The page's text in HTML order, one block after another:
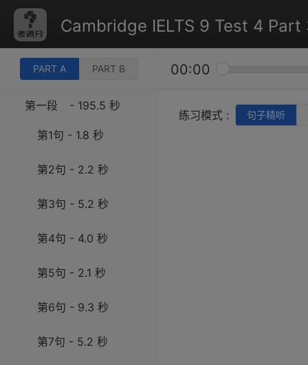
Cambridge IELTS 9 Test 4 Part
PART A PART B 00:00
第一段 - 195.5 秒
第1句 - 1.8 秒
第2句 - 2.2 秒
第3句 - 5.2 秒
第4句 - 4.0 秒
第5句 - 2.1 秒
第6句 - 9.3 秒
第7句 - 5.2 秒
练习模式 : 句子精听